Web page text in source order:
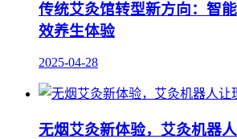
传统艾灸馆转型新方向：智
效养生体验
2025-04-28
无烟艾灸新体验，艾灸机器